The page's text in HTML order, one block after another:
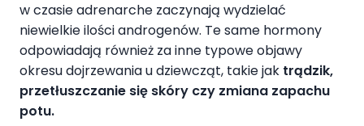
w czasie adrenarche zaczynają wydzielać
niewielkie ilości androgenów. Te same hormony
odpowiadają również za inne typowe objawy
okresu dojrzewania u dziewcząt, takie jak trądzik,
przetłuszczanie się skóry czy zmiana zapachu
potu.